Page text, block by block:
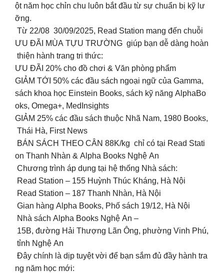
ột năm học chỉn chu luôn bắt đầu từ sự chuẩn bị kỹ lư
ỡng.
Từ 22/08 30/09/2025, Read Station mang đến chuỗi
ƯU ĐÃI MÙA TỰU TRƯỜNG giúp bạn dễ dàng hoàn
thiện hành trang tri thức:
ƯU ĐÃI 20% cho đồ chơi & Văn phòng phẩm
GIẢM TỚI 50% các đầu sách ngoại ngữ của Gamma,
sách khoa học Einstein Books, sách kỹ năng AlphaBo
oks, Omega+, MedInsights
GIẢM 25% các đầu sách thuộc Nhã Nam, 1980 Books,
Thái Hà, First News
BÁN SÁCH THEO CÂN 88K/kg chỉ có tại Read Stati
on Thanh Nhàn & Alpha Books Nghệ An
Chương trình áp dụng tại hệ thống Nhà sách:
Read Station – 155 Huỳnh Thúc Kháng, Hà Nội
Read Station – 187 Thanh Nhàn, Hà Nội
Gian hàng Alpha Books, Phố sách 19/12, Hà Nội
Nhà sách Alpha Books Nghệ An –
15B, đường Hải Thượng Lãn Ông, phường Vinh Phú,
tỉnh Nghệ An
Đây chính là dịp tuyệt vời để bạn sắm đủ đầy hành tra
ng năm học mới: